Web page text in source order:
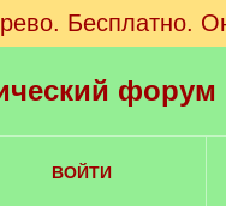
Бесплатно.
ВОЙТИ